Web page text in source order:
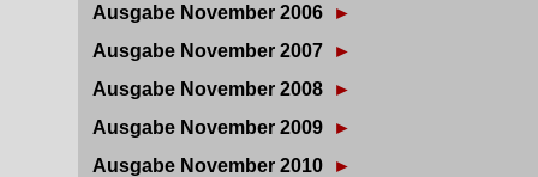
Ausgabe November 2006
►
Ausgabe November 2007
►
Ausgabe November 2008
►
Ausgabe November 2009
►
Ausgabe November 2010
►